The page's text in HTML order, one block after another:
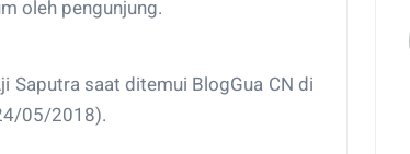
oleh pengunjung.
Saputra saat ditemui BlogGua CN di
05/2018).